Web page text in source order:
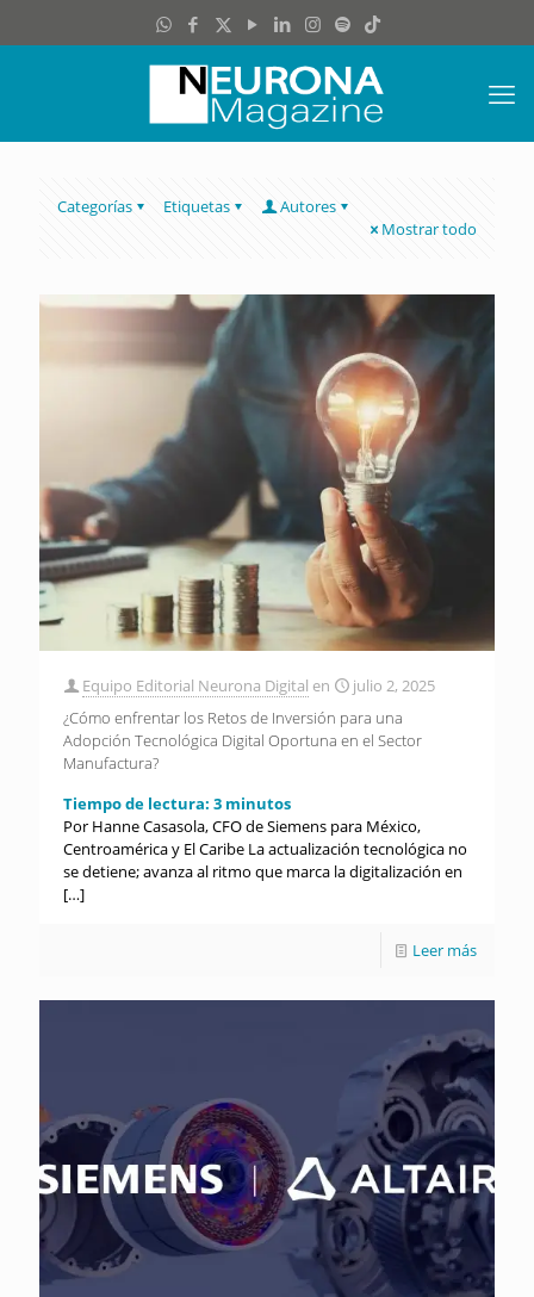
Categorías Etiquetas
Autores
Mostrar todo
Equipo Editorial Neurona Digital en
julio 2, 2025
¿Cómo enfrentar los Retos de Inversión para una
Adopción Tecnológica Digital Oportuna en el Sector
Manufactura?
Tiempo de lectura: 3 minutos
Por Hanne Casasola, CFO de Siemens para México,
Centroamérica y El Caribe La actualización tecnológica no
se detiene; avanza al ritmo que marca la digitalización en
[…]
Leer más